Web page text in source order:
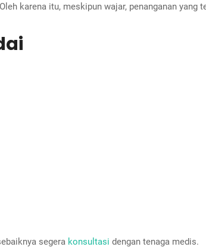
karena itu, meskipun wajar, penanganan yang
segera konsultasi dengan tenaga medis.